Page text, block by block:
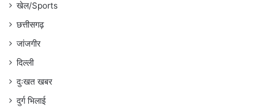
खेल/Sports
छत्तीसगढ़
जांजगीर
दिल्ली
दुःखत खबर
दुर्ग भिलाई